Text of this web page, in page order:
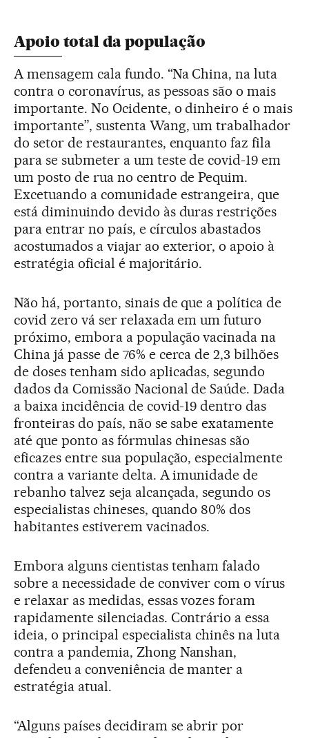
Apoio total da população
A mensagem cala fundo. “Na China, na luta
contra o coronavírus, as pessoas são o mais
importante. No Ocidente, o dinheiro é o mais
importante”, sustenta Wang, um trabalhador
do setor de restaurantes, enquanto faz fila
para se submeter a um teste de covid-19 em
um posto de rua no centro de Pequim.
Excetuando a comunidade estrangeira, que
está diminuindo devido às duras restrições
para entrar no país, e círculos abastados
acostumados a viajar ao exterior, o apoio à
estratégia oficial é majoritário.
Não há, portanto, sinais de que a política de
covid zero vá ser relaxada em um futuro
próximo, embora a população vacinada na
China já passe de 76% e cerca de 2,3 bilhões
de doses tenham sido aplicadas, segundo
dados da Comissão Nacional de Saúde. Dada
a baixa incidência de covid-19 dentro das
fronteiras do país, não se sabe exatamente
até que ponto as fórmulas chinesas são
eficazes entre sua população, especialmente
contra a variante delta. A imunidade de
rebanho talvez seja alcançada, segundo os
especialistas chineses, quando 80% dos
habitantes estiverem vacinados.
Embora alguns cientistas tenham falado
sobre a necessidade de conviver com o vírus
e relaxar as medidas, essas vozes foram
rapidamente silenciadas. Contrário a essa
ideia, o principal especialista chinês na luta
contra a pandemia, Zhong Nanshan,
defendeu a conveniência de manter a
estratégia atual.
“Alguns países decidiram se abrir por